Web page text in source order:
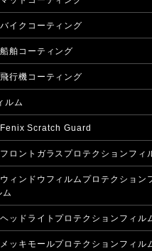
イクコーティング
舶コーティング
行機コーティング
ルム
Scratch Guard
ロントガラスプロテクションフィ
ィンドウフィルムプロテクション
ム
ッドライトプロテクションフィル
ッキモールプロテクションフィル